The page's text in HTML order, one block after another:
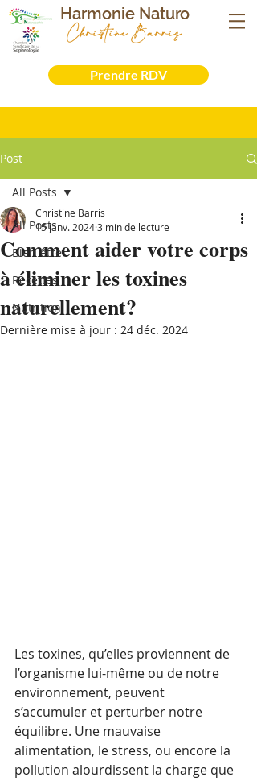
Sophrologue- Naturopathe - Iridologue -
Formatrice
Harmonie Naturo
Christine Barris
Prendre RDV
Post
All Posts
Bien-être
Recettes
Nutrition
All Posts
Comment aider votre corps
à éliminer les toxines
naturellement?
Christine Barris
15 janv. 20243 min de lecture
Dernière mise à jour : 24 déc. 2024
Les toxines, qu’elles proviennent de
l’organisme lui-même ou de notre
environnement, peuvent
s’accumuler et perturber notre
équilibre. Une mauvaise
alimentation, le stress, ou encore la
pollution alourdissent la charge que